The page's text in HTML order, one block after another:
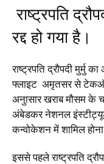
राष्ट्रपति
रद्द हो गया है।
राष्ट्रपति द्रौपदी मुर्मु
फ्लाइट अमृतसरसे
अनुासार खराब मौसम के
अंबेडकर नेशनल
कन्वोकेशन में शामिल
इससे पहले राष्ट्रपति